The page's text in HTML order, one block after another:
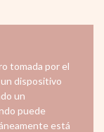
tomada por el
dispositivo
un
puede
está